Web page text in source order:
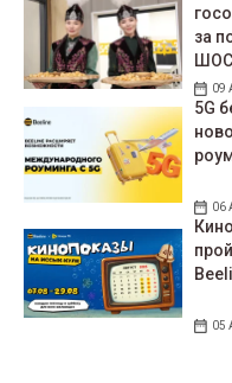
за
ШОС
09
5G
06
05